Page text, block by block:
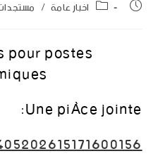
اخبار عامة /
postes
Une pièce jointe: